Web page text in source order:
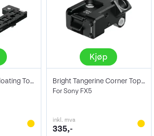
Bright Tangerine Floating Top Plate
Kjøp
Bright Tangerine Corner Top Plate
For Sony FX5
inkl. mva
335,-